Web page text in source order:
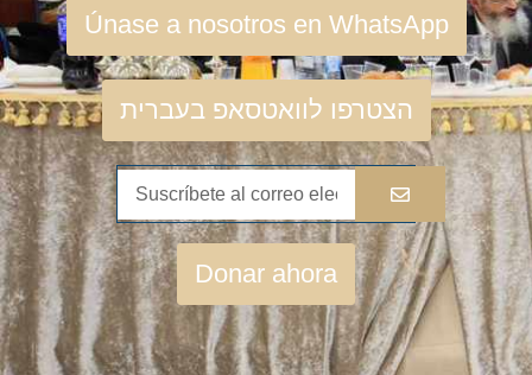
Únase a nosotros en WhatsApp
הצטרפו לוואטסאפ בעברית
Donar ahora